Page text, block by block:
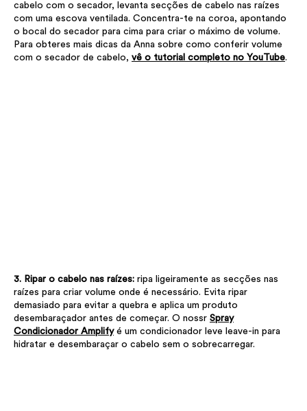
cabelo com o secador, levanta secções de cabelo nas raízes
com uma escova ventilada. Concentra-te na coroa, apontando
o bocal do secador para cima para criar o máximo de volume.
Para obteres mais dicas da Anna sobre como conferir volume
com o secador de cabelo, vê o tutorial completo no YouTube.
3. Ripar o cabelo nas raízes: ripa ligeiramente as secções nas
raízes para criar volume onde é necessário. Evita ripar
demasiado para evitar a quebra e aplica um produto
desembaraçador antes de começar. O nossr Spray
Condicionador Amplifyé um condicionador leve leave-in para
hidratar e desembaraçar o cabelo sem o sobrecarregar.